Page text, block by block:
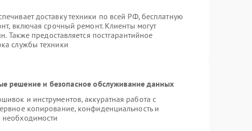
доставку техники по всей РФ, бесплатную
включая срочный ремонт. Клиенты могут
Также предоставляется постгарантийное
службы техники
решение и безопасное обслуживание данных
и инструментов, аккуратная работа с
копирование, конфиденциальность и